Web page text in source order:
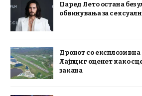
Џаред Лето остана без
обвинувања за
Дронот со експлозив
Лајпциг оценет како
закана